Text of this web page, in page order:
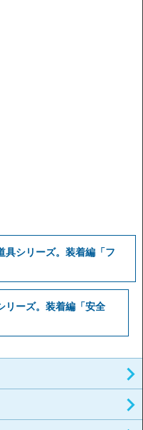
具シリーズ。装着編「フ
リーズ。装着編「安全